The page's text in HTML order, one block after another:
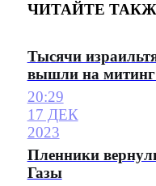
ЧИТАЙТЕ
Тысячи
вышли на митинг
20:29
17 ДЕК
2023
Пленники
Газы